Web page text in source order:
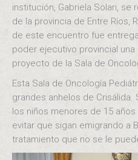
institución, Gabriela Solari,
de la provincia de Entre Ríos,
de este encuentro fue
poder ejecutivo provincial
proyecto de la Sala de
Esta Sala de Oncología
grandes anhelos de
los niños menores de 15
evitar que sigan emigrando a
tratamiento que no se le